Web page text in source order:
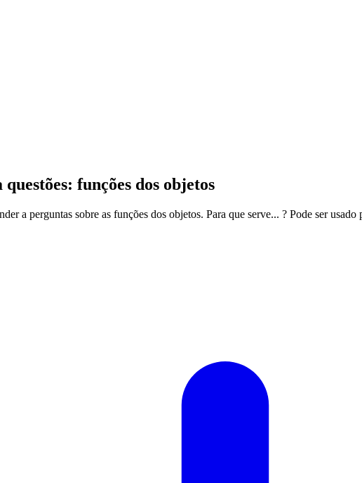
funções dos objetos
a perguntas sobre as funções dos objetos. Para que serve... ? Pode ser